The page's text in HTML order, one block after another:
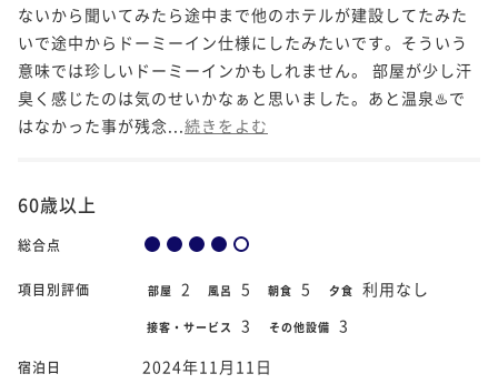
ないから聞いてみたら途中まで他のホテルが建設してたみた
いで途中からドーミーイン仕様にしたみたいです。そういう
意味では珍しいドーミーインかもしれません。 部屋が少し汗
臭く感じたのは気のせいかなぁと思いました。あと温泉♨️で
はなかった事が残念... 続きをよむ
60歳以上
総合点
項目別評価 部屋 2 風呂 5 朝食 5 夕食 利用なし
接客・サービス 3 その他設備 3
宿泊日 2024年11月11日